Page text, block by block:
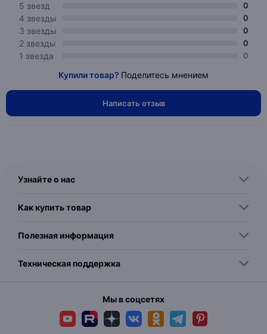
5 звезд
0
4 звезды 0
3 звезды 0
2 звезды 0
1 звезда 0
Купили товар? Поделитесь мнением
Написать отзыв
Узнайте о нас
Как купить товар
Полезная информация
Техническая поддержка
Мы в соцсетях